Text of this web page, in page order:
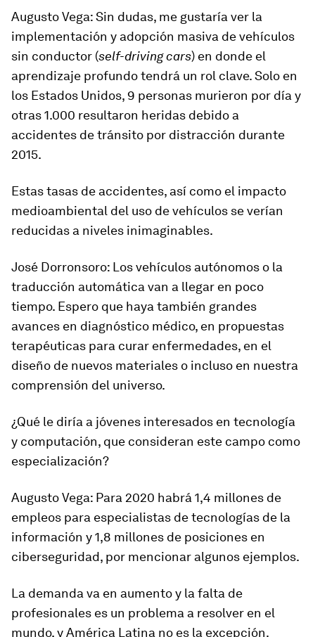
Augusto Vega: Sin dudas, me gustaría ver la
implementación y adopción masiva de vehículos
sin conductor (self-driving cars) en donde el
aprendizaje profundo tendrá un rol clave. Solo en
los Estados Unidos, 9 personas murieron por día y
otras 1.000 resultaron heridas debido a
accidentes de tránsito por distracción durante
2015.
Estas tasas de accidentes, así como el impacto
medioambiental del uso de vehículos se verían
reducidas a niveles inimaginables.
José Dorronsoro: Los vehículos autónomos o la
traducción automática van a llegar en poco
tiempo. Espero que haya también grandes
avances en diagnóstico médico, en propuestas
terapéuticas para curar enfermedades, en el
diseño de nuevos materiales o incluso en nuestra
comprensión del universo.
¿Qué le diría a jóvenes interesados en tecnología
y computación, que consideran este campo como
especialización?
Augusto Vega: Para 2020 habrá 1,4 millones de
empleos para especialistas de tecnologías de la
información y 1,8 millones de posiciones en
ciberseguridad, por mencionar algunos ejemplos.
La demanda va en aumento y la falta de
profesionales es un problema a resolver en el
mundo, y América Latina no es la excepción.